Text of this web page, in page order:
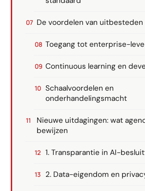
De voordelen van
Toegang tot enterprise-
Continuous learning en
Schaalvoordelen en
onderhandelingsmacht
Nieuwe uitdagingen: wat
bewijzen
1. Transparantie in AI-
2. Data-eigendom en